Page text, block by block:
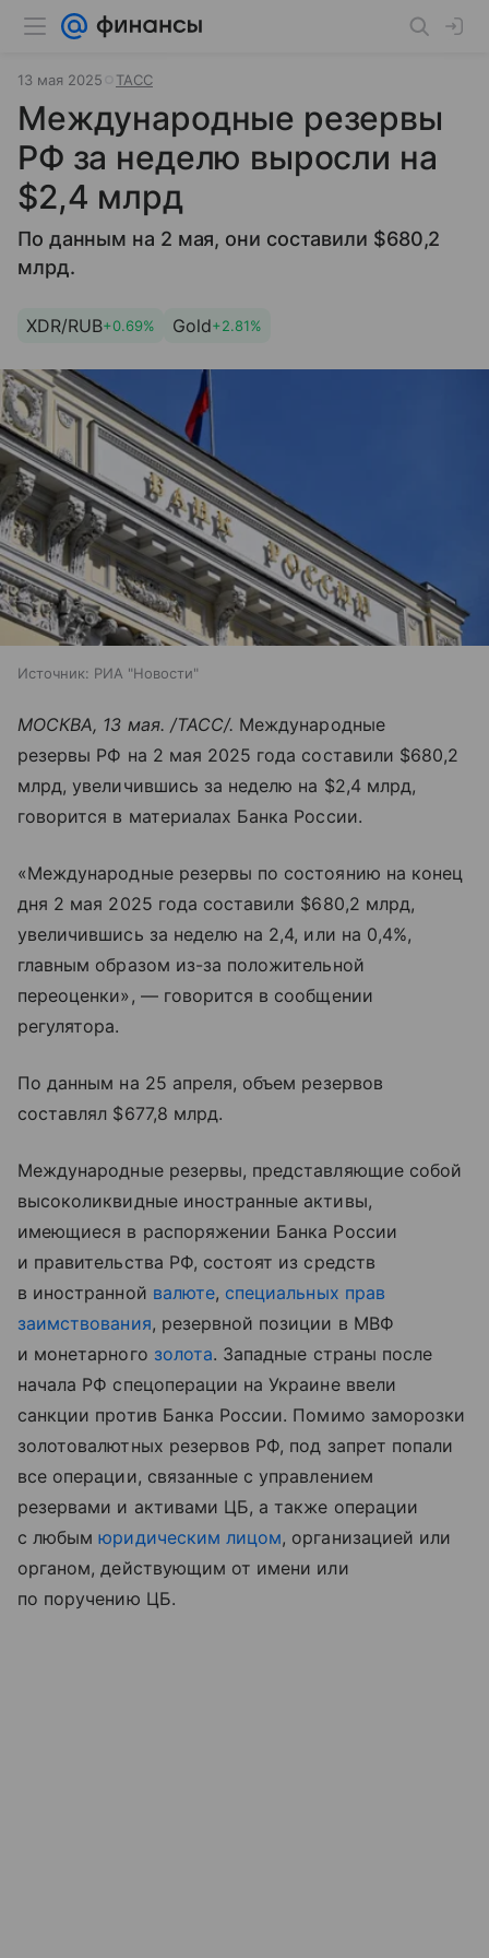
13 мая 2025 ТАСС
Международные резервы
РФ за неделю выросли на
$2,4 млрд
По данным на 2 мая, они составили $680,2
млрд.
XDR/RUB+0.69% Gold+2.81%
Источник: РИА "Новости"
МОСКВА, 13 мая. /ТАСС/. Международные
резервы РФ на 2 мая 2025 года составили $680,2
млрд, увеличившись за неделю на $2,4 млрд,
говорится в материалах Банка России.
«Международные резервы по состоянию на конец
дня 2 мая 2025 года составили $680,2 млрд,
увеличившись за неделю на 2,4, или на 0,4%,
главным образом из-за положительной
переоценки», — говорится в сообщении
регулятора.
По данным на 25 апреля, объем резервов
составлял $677,8 млрд.
Международные резервы, представляющие собой
высоколиквидные иностранные активы,
имеющиеся в распоряжении Банка России
и правительства РФ, состоят из средств
в иностранной валюте, специальных прав
заимствования, резервной позиции в МВФ
и монетарного золота. Западные страны после
начала РФ спецоперации на Украине ввели
санкции против Банка России. Помимо заморозки
золотовалютных резервов РФ, под запрет попали
все операции, связанные с управлением
резервами и активами ЦБ, а также операции
с любымюридическим лицом, организацией или
органом, действующим от имени или
по поручению ЦБ.